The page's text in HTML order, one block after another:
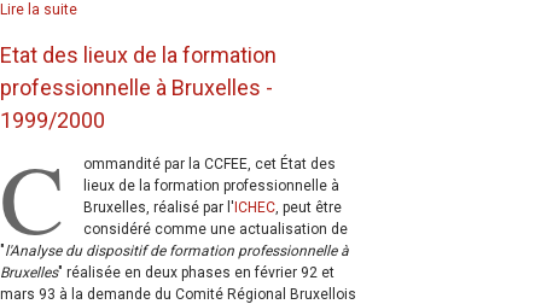
Lire la suite
Etat des lieux de la formation
professionnelle à Bruxelles -
1999/2000
C
ommandité par la CCFEE, cet État des
lieux de la formation professionnelle à
Bruxelles, réalisé par l'ICHEC , peut être
considéré comme une actualisation de
"l'Analyse du dispositif de formation professionnelle à
Bruxelles" réalisée en deux phases en février 92 et
mars 93 à la demande du Comité Régional Bruxellois